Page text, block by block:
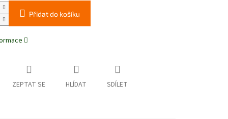
Přidat do košíku
ZEPTAT SE HLÍDAT SDÍLET